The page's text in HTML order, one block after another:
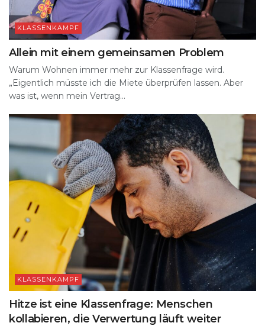
KLASSENKAMPF
Allein mit einem gemeinsamen Problem
Warum Wohnen immer mehr zur Klassenfrage wird.
„Eigentlich müsste ich die Miete überprüfen lassen. Aber
was ist, wenn mein Vertrag...
KLASSENKAMPF
Hitze ist eine Klassenfrage: Menschen
kollabieren, die Verwertung läuft weiter